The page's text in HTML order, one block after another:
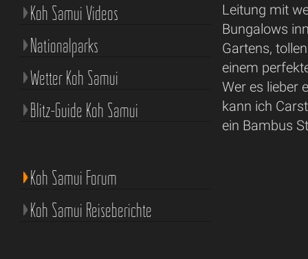
Leitung mit
Bungalows
Gartens,
einem
Wer es lieber
kann ich
ein Bambus
Koh Samui Videos
Nationalparks
Wetter Koh Samui
Blitz-Guide Koh Samui
Koh Samui Forum
Koh Samui Reiseberichte